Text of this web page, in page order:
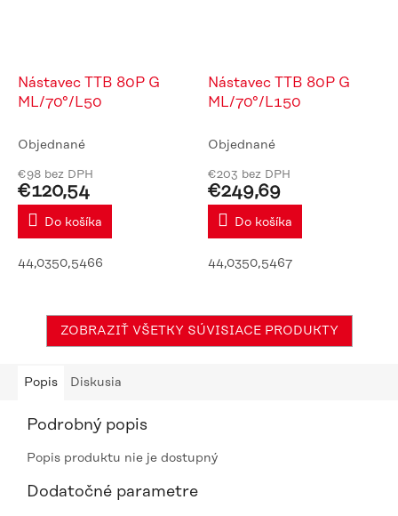
Nástavec TTB 80P G
ML/70°/L50
Objednané
€98 bez DPH
€120,54
Do košíka
44,0350,5466
Nástavec TTB 80P G
ML/70°/L150
Objednané
€203 bez DPH
€249,69
Do košíka
44,0350,5467
ZOBRAZIŤ VŠETKY SÚVISIACE PRODUKTY
Popis Diskusia
Podrobný popis
Popis produktu nie je dostupný
Dodatočné parametre